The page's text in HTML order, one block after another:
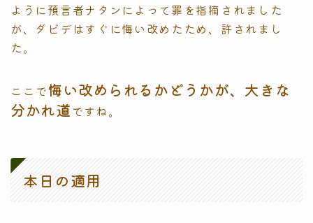
ように預言者ナタンによって罪を指摘されました
が、ダビデはすぐに悔い改めたため、許されまし
た。
ここで悔い改められるかどうかが、大きな
分かれ道 ですね。
本日の適用